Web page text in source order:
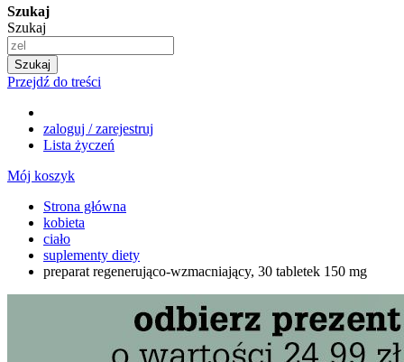
Szukaj
Szukaj
Szukaj
Przejdź do treści
zaloguj / zarejestruj
Lista życzeń
Mój koszyk
Strona główna
kobieta
ciało
suplementy diety
preparat regenerująco-wzmacniający, 30 tabletek 150 mg